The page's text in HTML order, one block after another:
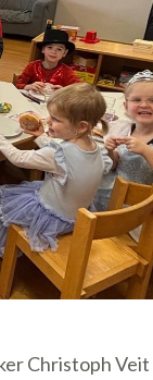
Christoph Veit